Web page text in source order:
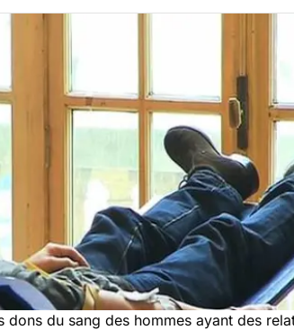
dons du sang des hommes ayant des